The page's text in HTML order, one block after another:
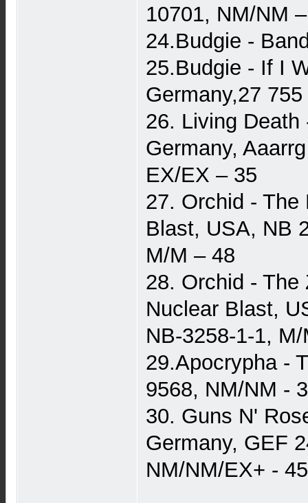
10701, NM/NM
24.Budgie -
25.Budgie - If I
Germany,27
26. Living
Germany,
EX/EX – 35
27. Orchid - The
Blast, USA, NB
M/M – 48
28. Orchid -
Nuclear Blast,
NB-3258-1-1,
29.Apocrypha -
9568, NM/NM -
30. Guns N'
Germany, GEF
NM/NM/EX+ - 45